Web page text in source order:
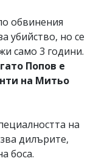
обвинения
убийство, но се
само 3 години.
Попов е
на Митьо
на
дилърите,
боса.